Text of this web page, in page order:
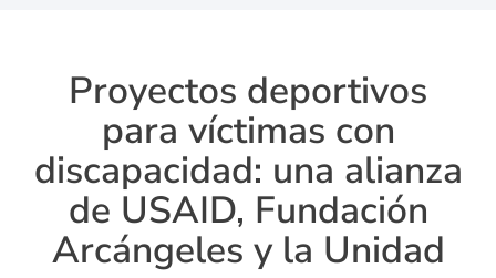
Proyectos deportivos
para víctimas con
discapacidad: una alianza
de USAID, Fundación
Arcángeles y la Unidad